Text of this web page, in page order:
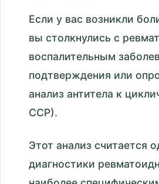
Если у вас возникли
вы столкнулись с
воспалительным
подтверждения или
анализ антитела к
ССР).
Этот анализ считается
диагностики